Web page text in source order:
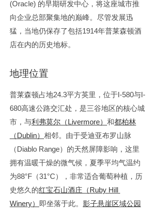
(Oracle) 的早期研发中心，将这座城市推
向企业总部聚集地的巅峰。尽管发展迅
猛，当地仍保存了包括1914年普莱森顿酒
店在内的历史地标。
地理位置
普莱森顿占地24.3平方英里，位于I-580与I-
680高速公路交汇处，是三谷地区的核心城
市，与利弗莫尔（Livermore） 和都柏林
（Dublin） 相邻。由于受迪亚布罗山脉
（Diablo Range）的天然屏障影响，这里
拥有温暖干燥的微气候，夏季平均气温约
为88°F（31°C），非常适合葡萄种植，历
史悠久的红宝石山酒庄（Ruby Hill
Winery） 即坐落于此。 影子悬崖区域公园